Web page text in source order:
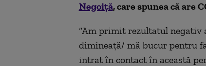
Negoiță, care spunea că are
“Am primit rezultatul negativ
dimineață/ mă bucur pentru
intrat în contact în această